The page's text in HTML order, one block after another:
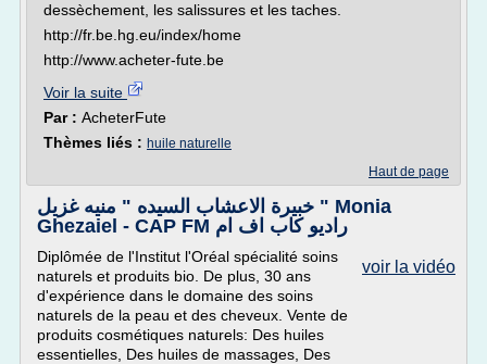
dessèchement, les salissures et les taches.
http://fr.be.hg.eu/index/home
http://www.acheter-fute.be
Voir la suite
Par : AcheterFute
Thèmes liés : huile naturelle
Haut de page
خبيرة الاعشاب السيده " منيه غزيل " Monia
Ghezaiel - CAP FM راديو كاب اف ام
voir la vidéo
Diplômée de l'Institut l'Oréal spécialité soins
naturels et produits bio. De plus, 30 ans
d'expérience dans le domaine des soins
naturels de la peau et des cheveux. Vente de
produits cosmétiques naturels: Des huiles
essentielles, Des huiles de massages, Des